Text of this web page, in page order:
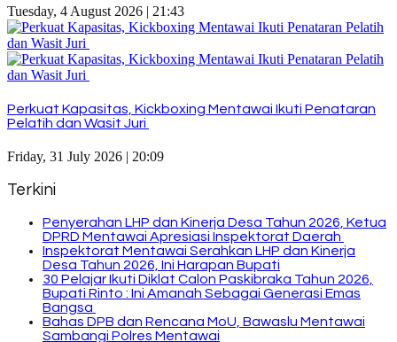
Tuesday, 4 August 2026 | 21:43
Perkuat Kapasitas, Kickboxing Mentawai Ikuti Penataran
Pelatih dan Wasit Juri
Friday, 31 July 2026 | 20:09
Terkini
Penyerahan LHP dan Kinerja Desa Tahun 2026, Ketua
DPRD Mentawai Apresiasi Inspektorat Daerah
Inspektorat Mentawai Serahkan LHP dan Kinerja
Desa Tahun 2026, Ini Harapan Bupati
30 Pelajar Ikuti Diklat Calon Paskibraka Tahun 2026,
Bupati Rinto : Ini Amanah Sebagai Generasi Emas
Bangsa
Bahas DPB dan Rencana MoU, Bawaslu Mentawai
Sambangi Polres Mentawai